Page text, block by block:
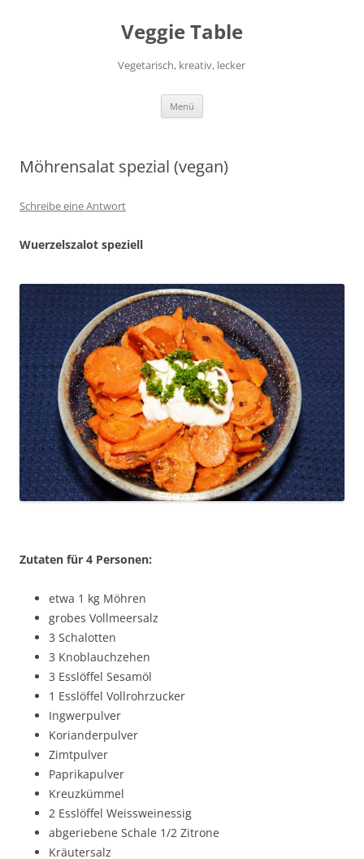
Veggie Table
Vegetarisch, kreativ, lecker
Menü
Möhrensalat spezial (vegan)
Schreibe eine Antwort
Wuerzelszalot speziell
Zutaten für 4 Personen:
etwa 1 kg Möhren
grobes Vollmeersalz
3 Schalotten
3 Knoblauchzehen
3 Esslöffel Sesamöl
1 Esslöffel Vollrohrzucker
Ingwerpulver
Korianderpulver
Zimtpulver
Paprikapulver
Kreuzkümmel
2 Esslöffel Weissweinessig
abgeriebene Schale 1/2 Zitrone
Kräutersalz